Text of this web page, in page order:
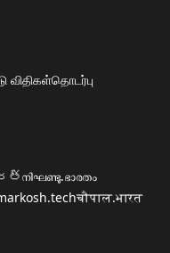
விதிகள்தொடர்பு
നിഘണ്ടു.ഭാരതം
चौपाल.भारत